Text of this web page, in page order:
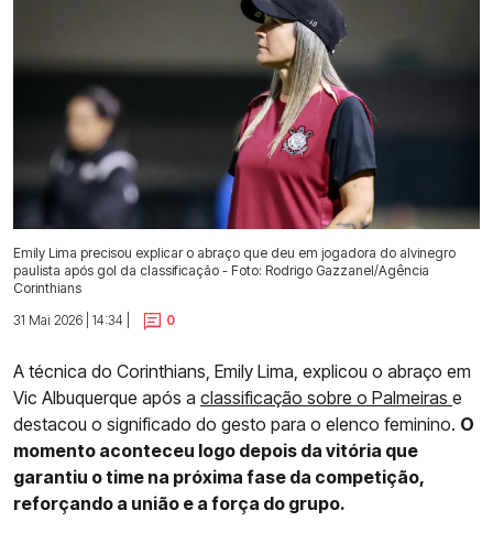
Emily Lima precisou explicar o abraço que deu em jogadora do alvinegro
paulista após gol da classificação - Foto: Rodrigo Gazzanel/Agência
Corinthians
31 Mai 2026 | 14:34 |
0
A técnica do Corinthians, Emily Lima, explicou o abraço em
Vic Albuquerque após a classificação sobre o Palmeiras e
destacou o significado do gesto para o elenco feminino. O
momento aconteceu logo depois da vitória que
garantiu o time na próxima fase da competição,
reforçando a união e a força do grupo.